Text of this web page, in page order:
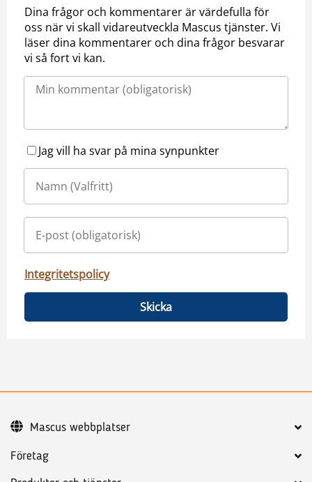
Dina frågor och kommentarer är värdefulla för
oss när vi skall vidareutveckla Mascus tjänster. Vi
läser dina kommentarer och dina frågor besvarar
vi så fort vi kan.
Jag vill ha svar på mina synpunkter
Integritetspolicy
Skicka
Företag
Mascus webbplatser